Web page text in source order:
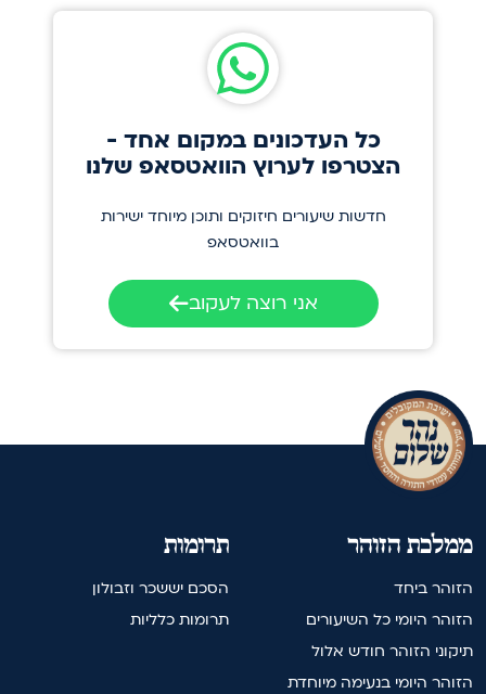
כל העדכונים במקום אחד -
הצטרפו לערוץ הוואטסאפ שלנו
חדשות שיעורים חיזוקים ותוכן מיוחד ישירות
בוואטסאפ
אני רוצה לעקוב
תרומות
הסכם יששכר וזבולון
תרומות כלליות
ממלכת הזוהר
הזוהר ביחד
הזוהר היומי כל השיעורים
תיקוני הזוהר חודש אלול
הזוהר היומי בנעימה מיוחדת